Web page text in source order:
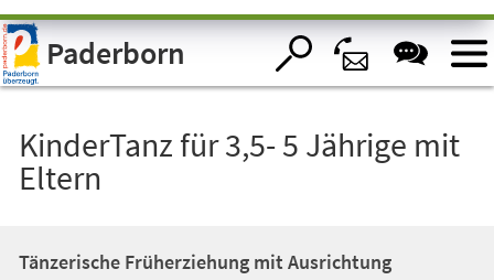
Visuelle
Assistenzsoftware
öffnen.Paderborn
KinderTanz für 3,5- 5 Jährige mit
Eltern
Tänzerische Früherziehung mit Ausrichtung